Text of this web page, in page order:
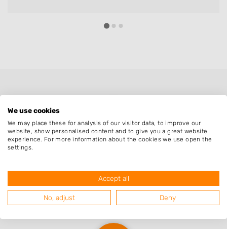
Nog geen statistieken beschikbaar.
We use cookies
We may place these for analysis of our visitor data, to improve our
website, show personalised content and to give you a great website
experience. For more information about the cookies we use open the
settings.
Accept all
No, adjust Deny